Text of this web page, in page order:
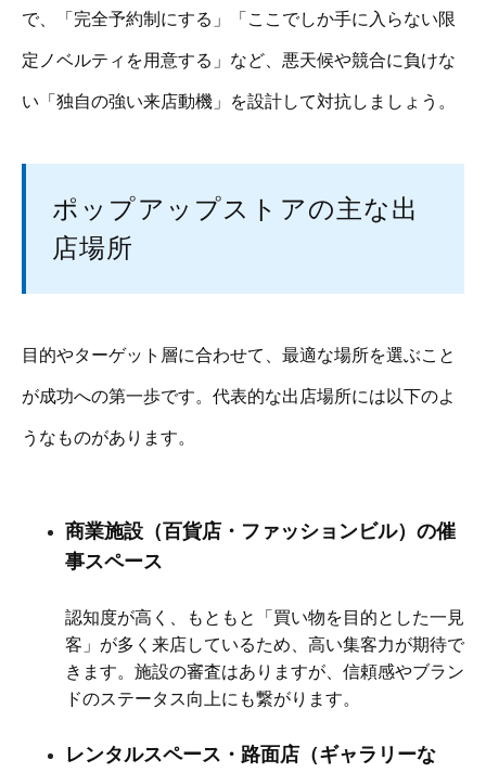
で、「完全予約制にする」「ここでしか手に入らない限
定ノベルティを用意する」など、悪天候や競合に負けな
い「独自の強い来店動機」を設計して対抗しましょう。
ポップアップストアの主な出
店場所
目的やターゲット層に合わせて、最適な場所を選ぶこと
が成功への第一歩です。代表的な出店場所には以下のよ
うなものがあります。
商業施設（百貨店・ファッションビル）の催
事スペース
認知度が高く、もともと「買い物を目的とした一見
客」が多く来店しているため、高い集客力が期待で
きます。施設の審査はありますが、信頼感やブラン
ドのステータス向上にも繋がります。
レンタルスペース・路面店（ギャラリーな